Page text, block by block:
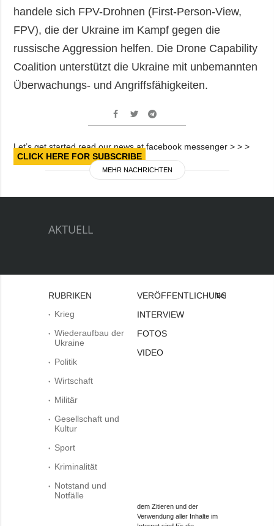
handele sich FPV-Drohnen (First-Person-View,
FPV), die der Ukraine im Kampf gegen die
russische Aggression helfen. Die Drone Capability
Coalition unterstützt die Ukraine mit unbemannten
Überwachungs- und Angriffsfähigkeiten.
Let’s get started read our news at facebook messenger > > >
CLICK HERE FOR SUBSCRIBE
MEHR NACHRICHTEN
AKTUELL
RUBRIKEN
Krieg
Wiederaufbau der
Ukraine
Politik
Wirtschaft
Militär
Gesellschaft und
Kultur
Sport
Kriminalität
Notstand und
Notfälle
VERÖFFENTLICHUNGEN
INTERVIEW
FOTOS
VIDEO
Bei
dem Zitieren und der
Verwendung aller Inhalte im